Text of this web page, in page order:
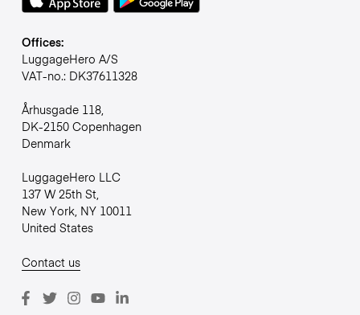
Offices:
LuggageHero A/S
VAT-no.: DK37611328
Århusgade 118,
DK-2150 Copenhagen
Denmark
LuggageHero LLC
137 W 25th St,
New York, NY 10011
United States
Contact us